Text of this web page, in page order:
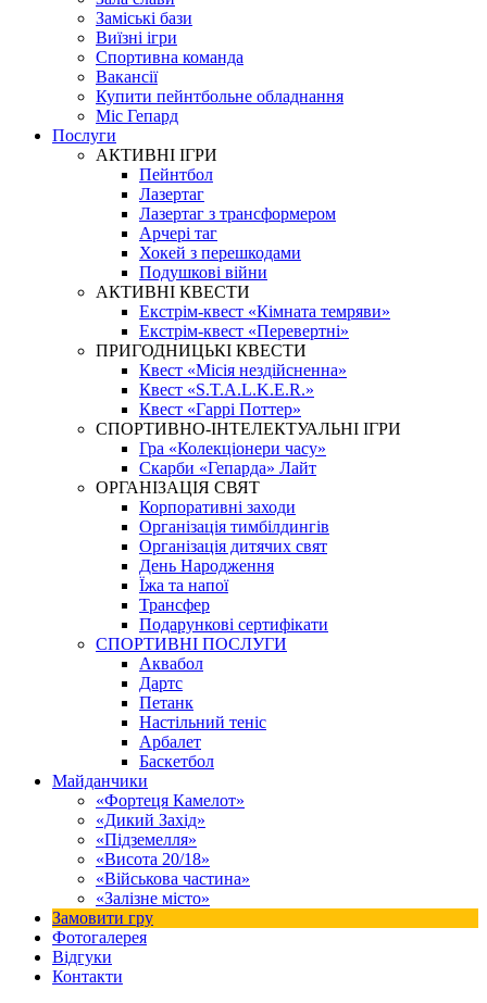
Заміські бази
Виїзні ігри
Спортивна команда
Вакансії
Купити пейнтбольне обладнання
Міс Гепард
Послуги
АКТИВНІ ІГРИ
Пейнтбол
Лазертаг
Лазертаг з трансформером
Арчері таг
Хокей з перешкодами
Подушкові війни
АКТИВНІ КВЕСТИ
Екстрім-квест «Кімната темряви»
Екстрім-квест «Перевертні»
ПРИГОДНИЦЬКІ КВЕСТИ
Квест «Місія нездійсненна»
Квест «S.T.A.L.K.E.R.»
Квест «Гаррі Поттер»
СПОРТИВНО-ІНТЕЛЕКТУАЛЬНІ ІГРИ
Гра «Колекціонери часу»
Скарби «Гепарда» Лайт
ОРГАНІЗАЦІЯ СВЯТ
Корпоративні заходи
Організація тимбілдингів
Організація дитячих свят
День Народження
Їжа та напої
Трансфер
Подарункові сертифікати
СПОРТИВНІ ПОСЛУГИ
Аквабол
Дартс
Петанк
Настільний теніс
Арбалет
Баскетбол
Майданчики
«Фортеця Камелот»
«Дикий Захід»
«Підземелля»
«Висота 20/18»
«Військова частина»
«Залізне місто»
Замовити гру
Фотогалерея
Відгуки
Контакти